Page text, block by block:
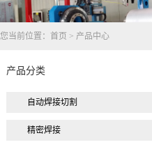
您当前位置： 首页 > 产品中心
产品分类
自动焊接切割
精密焊接